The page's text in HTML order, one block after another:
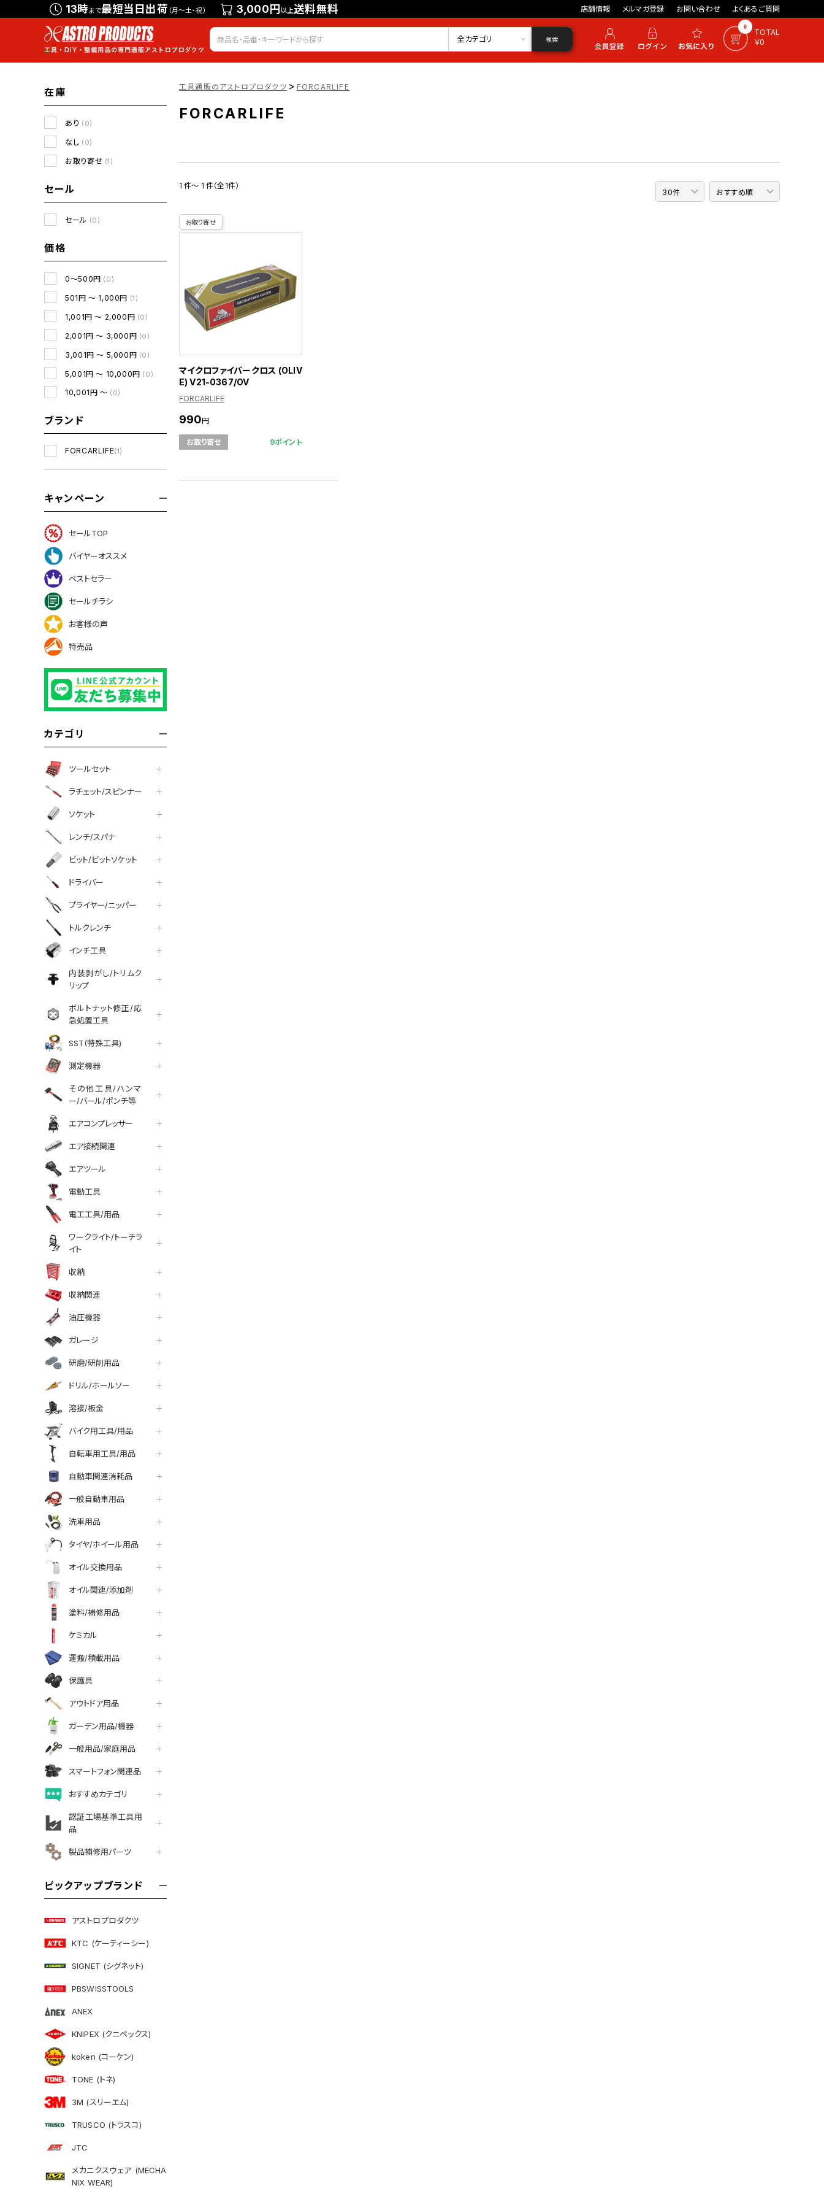
13時まで最短当日出荷 （月～土・祝） 3,000円以上送料無料 店舗情報 メルマガ登録 お問い合わせ よくあるご質問
会員登録 ログイン お気に入り 0
TOTAL
￥0
全カテゴリ 検索
在庫
あり (0)
なし (0)
お取り寄せ (1)
セール
セール (0)
価格
0～500円 (0)
501円 ～ 1,000円 (1)
1,001円 ～ 2,000円 (0)
2,001円 ～ 3,000円 (0)
3,001円 ～ 5,000円 (0)
5,001円 ～ 10,000円 (0)
10,001円 ～ (0)
ブランド
FORCARLIFE(1)
キャンペーン
セールTOP
バイヤーオススメ
ベストセラー
セールチラシ
お客様の声
特売品
カテゴリ
ツールセット
ラチェット/スピンナー
ソケット
レンチ/スパナ
ビット/ビットソケット
ドライバー
プライヤー/ニッパー
トルクレンチ
インチ工具
内装剥がし/トリムク
リップ
ボルトナット修正/応
急処置工具
SST(特殊工具)
測定機器
その他工具/ハンマ
ー/バール/ポンチ等
エアコンプレッサー
エア接続関連
エアツール
電動工具
電工工具/用品
ワークライト/トーチラ
イト
収納
収納関連
油圧機器
ガレージ
研磨/研削用品
ドリル/ホールソー
溶接/板金
バイク用工具/用品
自転車用工具/用品
自動車関連消耗品
一般自動車用品
洗車用品
タイヤ/ホイール用品
オイル交換用品
オイル関連/添加剤
塗料/補修用品
ケミカル
運搬/積載用品
保護具
アウトドア用品
ガーデン用品/機器
一般用品/家庭用品
スマートフォン関連品
おすすめカテゴリ
認証工場基準工具用
品
製品補修用パーツ
ピックアップブランド
アストロプロダクツ
KTC (ケーティーシー)
SIGNET (シグネット)
PBSWISSTOOLS
ANEX
KNIPEX (クニペックス)
koken (コーケン)
TONE (トネ)
3M (スリーエム)
TRUSCO (トラスコ)
JTC
メカニクスウェア (MECHA
NIX WEAR)
工具通販のアストロプロダクツ > FORCARLIFE
FORCARLIFE
1 件～ 1 件（全1件）
お取り寄せ
マイクロファイバークロス (OLIV
E) V21-0367/OV
FORCARLIFE
990円
お取り寄せ 9ポイント